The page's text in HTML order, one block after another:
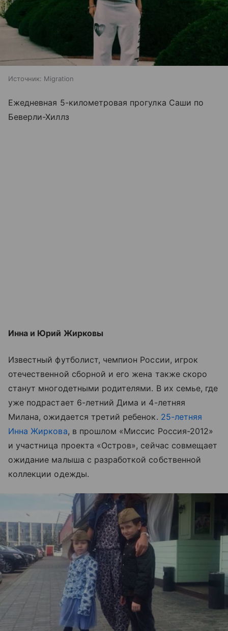
Источник: Migration
Ежедневная 5-километровая прогулка Саши по
Беверли-Хиллз
Инна и Юрий Жирковы
Известный футболист, чемпион России, игрок
отечественной сборной и его жена также скоро
станут многодетными родителями. В их семье, где
уже подрастает 6-летний Дима и 4-летняя
Милана, ожидается третий ребенок. 25-летняя
Инна Жиркова, в прошлом «Миссис Россия-2012»
и участница проекта «Остров», сейчас совмещает
ожидание малыша с разработкой собственной
коллекции одежды.